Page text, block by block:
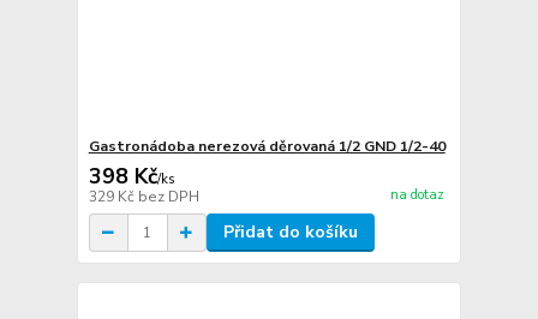
Gastronádoba nerezová děrovaná 1/2 GND 1/2-40
398 Kč/ks
329 Kč bez DPH na dotaz
Přidat do košíku